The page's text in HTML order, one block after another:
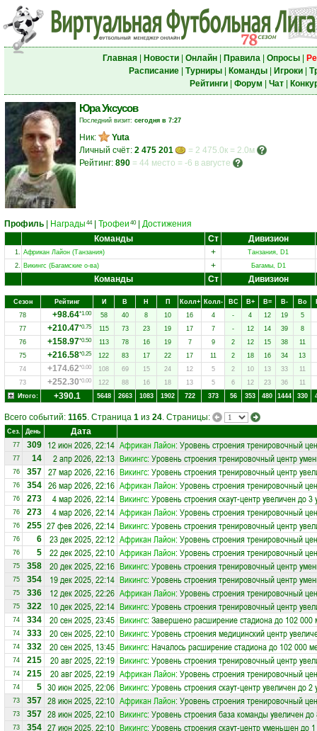
Главная| Новости| Онлайн| Правила| Опросы|
Расписание| Турниры| Команды| Игроки|
Рейтинги| Форум Чат|
Юра Уксусов
Последний визит: сегодня в 7:27
Ник:
Yuta
Личный счёт: 2 475 201
= 2 475.0к = 2.0м
Рейтинг: 890 = 44 место = -6 в августе
Профиль Награды 44| Трофеи 40| Достижения
Команды
Ст Дивизион
1. Африкан Лайон (Танзания) +
Танзания, D1
2. Викингс (Багамские о-ва) + Багамы, D1
Команды Ст Дивизион
Сезон Рейтинг И В Н П Колл+ Колл- ВC В+ В= В- Вo
78
+98.64*1.00 58 40 8 10 16 4 - 4 12 19
5
77
+210.47*0.75 115 73 23 19 17 7 - 12 14 39
8
76
+158.97*0.50 113 78 16 19 7 9 2 12 15 38
11
75
+216.58*0.25 122 83 17 22 17 11 2 18 16 34
13
74
+174.62*0.00 108 69 15 24 12 5 2 10 13 33
11
73
+252.30*0.00 122 88 16 18 13 5 6 12 23 36
11
Итого:
+390.1 5648 2663 1083 1902 722 373 56 353 480 1444 330
Всего событий: 1165. Страница 1 из 24. Страницы:
Сез. День Дата
77 309 12 июн 2026, 22:14 Африкан Лайон: Уровень строения тренировочный
77 14 2 апр 2026, 22:13 Викингс: Уровень строения тренировочный центр
76 357 27 мар 2026, 22:16 Викингс: Уровень строения тренировочный центр
76 354 26 мар 2026, 22:16 Африкан Лайон: Уровень строения тренировочный
76 273 4 мар 2026, 22:14 Викингс: Уровень строения скаут-центр увеличен до 3
76 273 4 мар 2026, 22:14 Африкан Лайон: Уровень строения тренировочный
76 255 27 фев 2026, 22:14 Викингс: Уровень строения тренировочный центр
76 6 23 дек 2025, 22:12 Африкан Лайон: Уровень строения тренировочный
76 5 22 дек 2025, 22:10 Африкан Лайон: Уровень строения тренировочный
75 358 20 дек 2025, 22:16 Викингс: Уровень строения тренировочный центр
75 354 19 дек 2025, 22:14 Викингс: Уровень строения тренировочный центр
75 336 12 дек 2025, 22:26 Африкан Лайон: Уровень строения тренировочный
75 322 10 дек 2025, 22:14 Викингс: Уровень строения тренировочный центр
74 334 20 сен 2025, 23:45 Викингс: Завершено расширение стадиона до 102 000
74 333 20 сен 2025, 22:10 Викингс: Уровень строения медицинский центр
74 332 20 сен 2025, 13:45 Викингс: Началось расширение стадиона до 102 000
74 215 20 авг 2025, 22:19 Викингс: Уровень строения тренировочный центр
74 215 20 авг 2025, 22:19 Африкан Лайон: Уровень строения тренировочный
74 5 30 июн 2025, 22:06 Викингс: Уровень строения скаут-центр увеличен до 2
73 357 28 июн 2025, 22:10 Африкан Лайон: Уровень строения тренировочный
73 357 28 июн 2025, 22:10 Викингс: Уровень строения база команды увеличен до
73 354 27 июн 2025, 22:10 Викингс: Уровень строения скаут-центр уменьшен до